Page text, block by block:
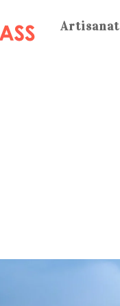
Artisanat